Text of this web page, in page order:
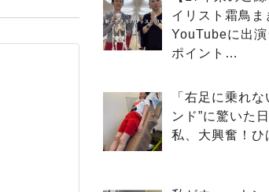
イリスト霜鳥ま
YouTubeに出
ポイント…
「右足に乗れ
ンド”に驚いた
私、大興奮！ひ